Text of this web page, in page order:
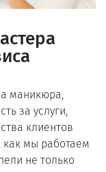
маникюра,
за услуги,
клиентов
как мы работаем
не только